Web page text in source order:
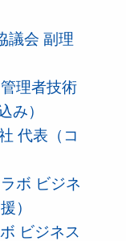
議会 副理
理者技術
み）
代表（コ
ボ ビジネ
）
ビジネス